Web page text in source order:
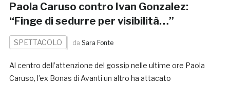
Paola Caruso contro Ivan Gonzalez:
“Finge di sedurre per visibilità…”
SPETTACOLO da Sara Fonte
Al centro dell’attenzione del gossip nelle ultime ore Paola
Caruso, l’ex Bonas di Avanti un altro ha attacato